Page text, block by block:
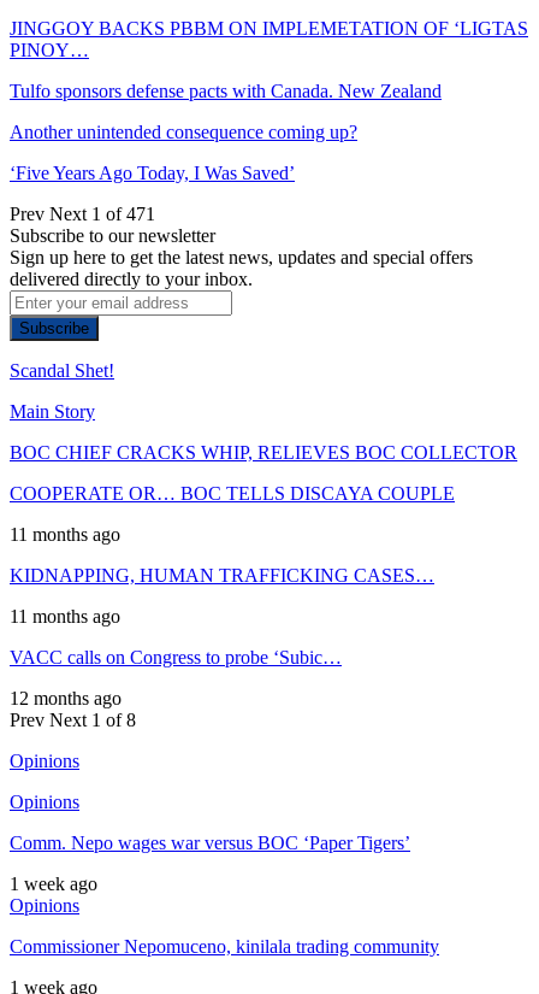
JINGGOY BACKS PBBM ON IMPLEMETATION OF ‘LIGTAS
PINOY…
Tulfo sponsors defense pacts with Canada. New Zealand
Another unintended consequence coming up?
‘Five Years Ago Today, I Was Saved’
Prev Next 1 of 471
Subscribe to our newsletter
Sign up here to get the latest news, updates and special offers
delivered directly to your inbox.
Subscribe
Scandal Shet!
Main Story
BOC CHIEF CRACKS WHIP, RELIEVES BOC COLLECTOR
COOPERATE OR… BOC TELLS DISCAYA COUPLE
11 months ago
KIDNAPPING, HUMAN TRAFFICKING CASES…
11 months ago
VACC calls on Congress to probe ‘Subic…
12 months ago
Prev Next 1 of 8
Opinions
Opinions
Comm. Nepo wages war versus BOC ‘Paper Tigers’
1 week ago
Opinions
Commissioner Nepomuceno, kinilala trading community
1 week ago